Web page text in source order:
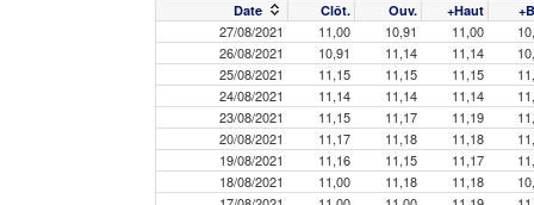
Date Clôt. Ouv. +Haut
27/08/2021 11,00 10,91 11,00
26/08/2021
10,91 11,14 11,14
25/08/2021
11,15 11,15 11,15
24/08/2021
11,14 11,14 11,14
23/08/2021
11,15 11,17 11,19
20/08/2021
11,17 11,18 11,18
19/08/2021
11,16 11,15 11,17
18/08/2021
11,00 11,18 11,18